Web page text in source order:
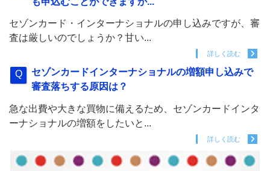
セゾンカード・インターナショナルの申し込みですが、審
査は厳しいのでしょうか？甘い...
詳しく読む
セゾンカードインターナショナルの増額申し込みで
審査落ちする原因は？
急な出費や大きな買物に備えるため、セゾンカードインタ
ーナショナルの増額をしたいと...
詳しく読む